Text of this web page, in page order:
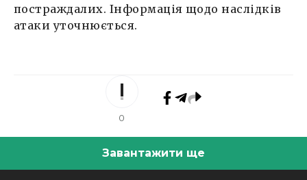
постраждалих. Інформація щодо наслідків
атаки уточнюється.
0
Завантажити ще